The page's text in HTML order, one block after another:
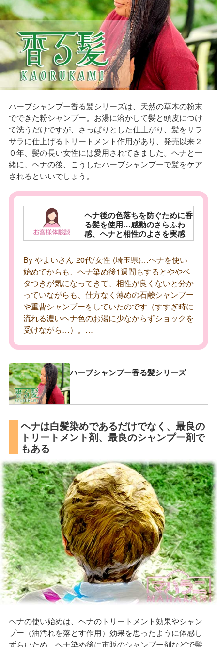
ハーブシャンプー香る髪シリーズは、天然の草木の粉末
でできた粉シャンプー。お湯に溶かして髪と頭皮につけ
て洗うだけですが、さっぱりとした仕上がり、髪をサラ
サラに仕上げるトリートメント作用があり、発売以来２
０年、髪の長い女性には愛用されてきました。ヘナと一
緒に、ヘナの後、こうしたハーブシャンプーで髪をケア
されるといいでしょう。
ヘナ後の色落ちを防ぐために香
る髪を使用…感動のさらふわ
感、ヘナと相性のよさを実感
By やよいさん 20代/女性 (埼玉県)…ヘナを使い
始めてからも、ヘナ染め後1週間もするとややベ
タつきが気になってきて、相性が良くないと分か
っていながらも、仕方なく薄めの石鹸シャンプー
や重曹シャンプーをしていたのです（すすぎ時に
流れる濃いヘナ色のお湯に少なからずショックを
受けながら…）。…
ハーブシャンプー香る髪シリーズ
ヘナは白髪染めであるだけでなく、最良の
トリートメント剤、最良のシャンプー剤で
もある
ヘナの使い始めは、ヘナのトリートメント効果やシャン
プー（油汚れを落とす作用）効果を思ったように体感し
ずらいため、ヘナ染め後に市販のシャンプー剤などで髪